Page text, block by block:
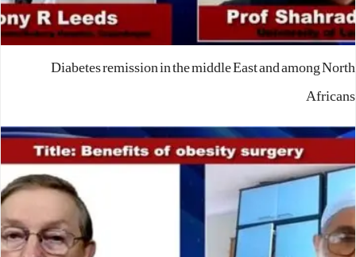
Diabetes remission in the middle East and among North
Africans